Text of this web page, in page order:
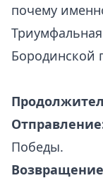
почему
Бородинской
Победы.